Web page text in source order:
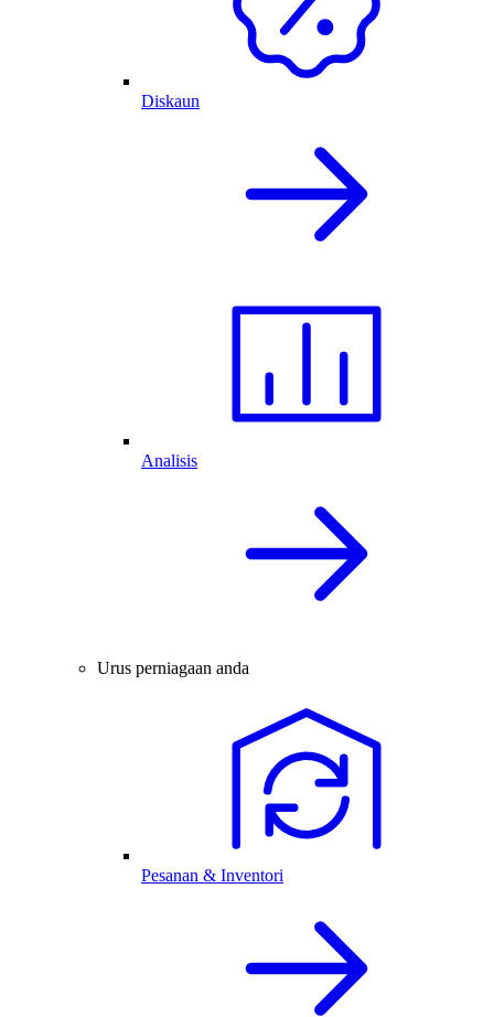
Diskaun
Analisis
Urus perniagaan anda
Pesanan & Inventori